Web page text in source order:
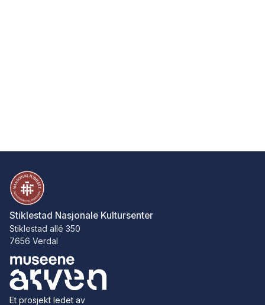
Stiklestad Nasjonale Kultursenter
Stiklestad allé 350
7656 Verdal
Et prosjekt ledet av